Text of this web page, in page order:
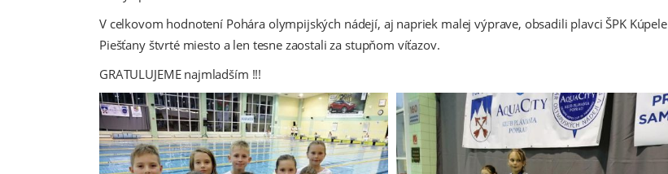
V celkovom hodnotení Pohára olympijských nádejí, aj napriek malej výprave, obsadili plavci ŠPK Kúpele
Piešťany štvrté miesto a len tesne zaostali za stupňom víťazov.
GRATULUJEME najmladším !!!